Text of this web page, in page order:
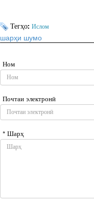
Тегҳо: Ислом
шарҳи шумо
Ном
Почтаи электронӣ
* Шарҳ